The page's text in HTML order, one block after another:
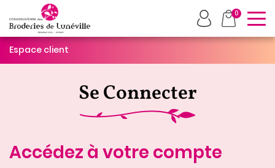
0
Espace client
Se Connecter
Accédez à votre compte